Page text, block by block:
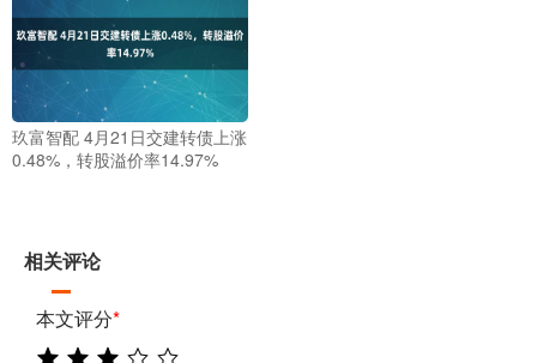
玖富智配 4月21日交建转债上涨
0.48%，转股溢价率14.97%
相关评论
本文评分*